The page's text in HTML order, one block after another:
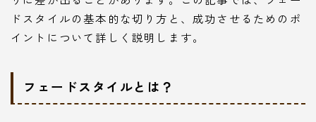
ドスタイルの基本的な切り方と、成功させるためのポ
イントについて詳しく説明します。
フェードスタイルとは？